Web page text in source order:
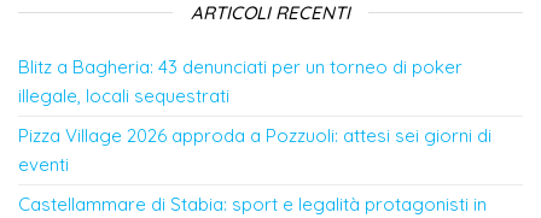
ARTICOLI RECENTI
Blitz a Bagheria: 43 denunciati per un torneo di poker
illegale, locali sequestrati
Pizza Village 2026 approda a Pozzuoli: attesi sei giorni di
eventi
Castellammare di Stabia: sport e legalità protagonisti in